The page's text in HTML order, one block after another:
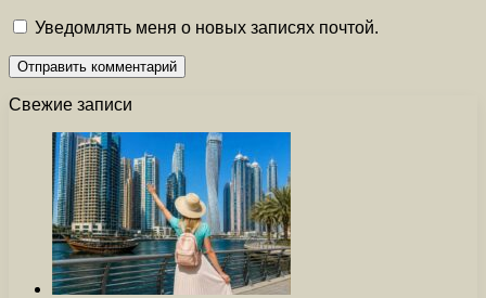
Уведомлять меня о новых записях почтой.
Свежие записи